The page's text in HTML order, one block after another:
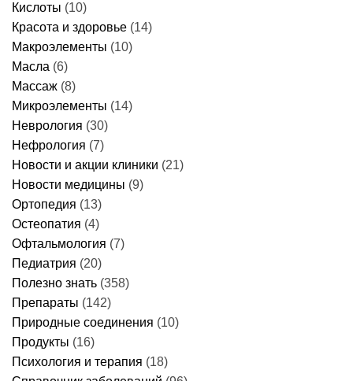
Кислоты (10)
Красота и здоровье (14)
Макроэлементы (10)
Масла (6)
Массаж (8)
Микроэлементы (14)
Неврология (30)
Нефрология (7)
Новости и акции клиники (21)
Новости медицины (9)
Ортопедия (13)
Остеопатия (4)
Офтальмология (7)
Педиатрия (20)
Полезно знать (358)
Препараты (142)
Природные соединения (10)
Продукты (16)
Психология и терапия (18)